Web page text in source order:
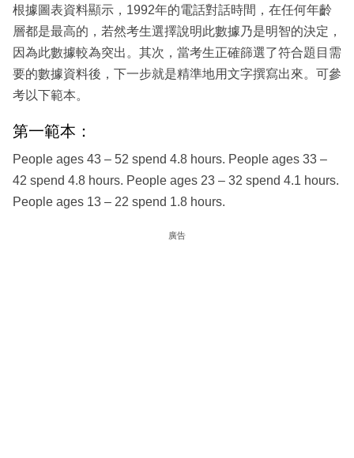
根據圖表資料顯示，1992年的電話對話時間，在任何年齡
層都是最高的，若然考生選擇說明此數據乃是明智的決定，
因為此數據較為突出。其次，當考生正確篩選了符合題目需
要的數據資料後，下一步就是精準地用文字撰寫出來。可參
考以下範本。
第一範本：
People ages 43 – 52 spend 4.8 hours. People ages 33 –
42 spend 4.8 hours. People ages 23 – 32 spend 4.1 hours.
People ages 13 – 22 spend 1.8 hours.
廣告